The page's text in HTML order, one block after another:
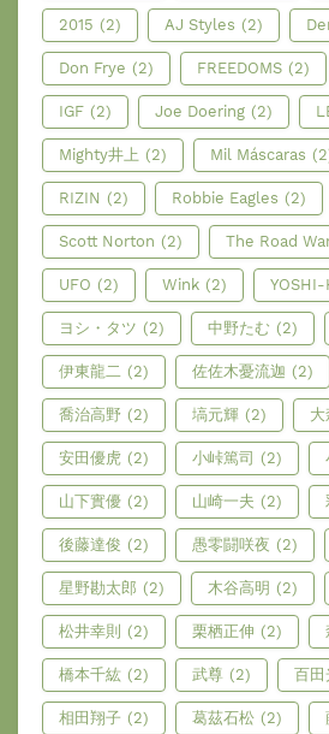
2015 (2) AJ Styles (2)
Don Frye (2) FREEDOMS (2)
IGF (2) Joe Doering (2)
Mighty井上 (2) Mil Máscaras
RIZIN (2) Robbie Eagles (2)
Scott Norton (2) The Road
UFO (2) Wink (2) YOSHI-
ヨシ・タツ (2) 中野たむ (2)
伊東龍二 (2) 佐佐木憂流迦 (2)
喬治高野 (2) 塙元輝 (2) 大
安田優虎 (2) 小峠篤司 (2)
山下實優 (2) 山崎一夫 (2)
後藤達俊 (2) 愚零闘咲夜 (2)
星野勘太郎 (2) 木谷高明 (2)
松井幸則 (2) 栗栖正伸 (2)
橋本千紘 (2) 武尊 (2) 百田
相田翔子 (2) 葛茲石松 (2)